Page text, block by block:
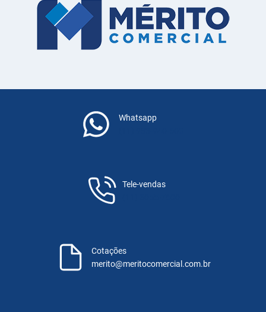
Whatsapp
Tele-vendas
Cotações
merito@meritocomercial.com.br